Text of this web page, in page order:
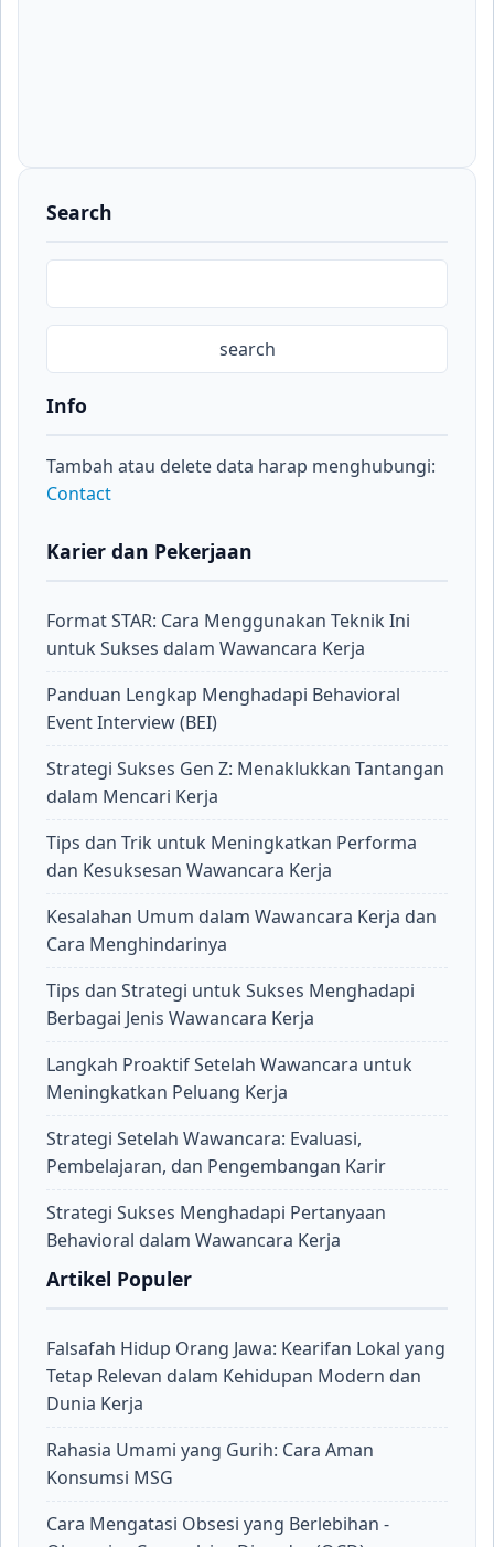
Search
Info
Tambah atau delete data harap menghubungi:
Contact
Karier dan Pekerjaan
Format STAR: Cara Menggunakan Teknik Ini
untuk Sukses dalam Wawancara Kerja
Panduan Lengkap Menghadapi Behavioral
Event Interview (BEI)
Strategi Sukses Gen Z: Menaklukkan Tantangan
dalam Mencari Kerja
Tips dan Trik untuk Meningkatkan Performa
dan Kesuksesan Wawancara Kerja
Kesalahan Umum dalam Wawancara Kerja dan
Cara Menghindarinya
Tips dan Strategi untuk Sukses Menghadapi
Berbagai Jenis Wawancara Kerja
Langkah Proaktif Setelah Wawancara untuk
Meningkatkan Peluang Kerja
Strategi Setelah Wawancara: Evaluasi,
Pembelajaran, dan Pengembangan Karir
Strategi Sukses Menghadapi Pertanyaan
Behavioral dalam Wawancara Kerja
Artikel Populer
Falsafah Hidup Orang Jawa: Kearifan Lokal yang
Tetap Relevan dalam Kehidupan Modern dan
Dunia Kerja
Rahasia Umami yang Gurih: Cara Aman
Konsumsi MSG
Cara Mengatasi Obsesi yang Berlebihan -